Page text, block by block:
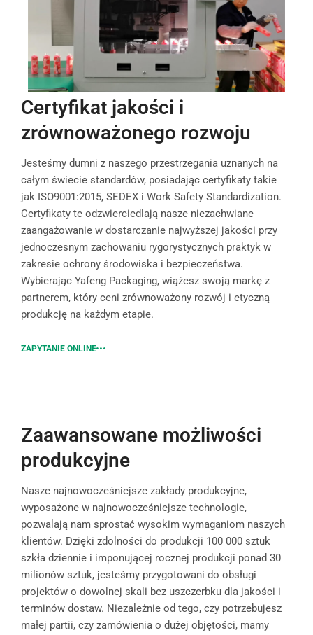
Certyfikat jakości i
zrównoważonego rozwoju
Jesteśmy dumni z naszego przestrzegania uznanych na
całym świecie standardów, posiadając certyfikaty takie
jak ISO9001:2015, SEDEX i Work Safety Standardization.
Certyfikaty te odzwierciedlają nasze niezachwiane
zaangażowanie w dostarczanie najwyższej jakości przy
jednoczesnym zachowaniu rygorystycznych praktyk w
zakresie ochrony środowiska i bezpieczeństwa.
Wybierając Yafeng Packaging, wiążesz swoją markę z
partnerem, który ceni zrównoważony rozwój i etyczną
produkcję na każdym etapie.
ZAPYTANIE ONLINE
Zaawansowane możliwości
produkcyjne
Nasze najnowocześniejsze zakłady produkcyjne,
wyposażone w najnowocześniejsze technologie,
pozwalają nam sprostać wysokim wymaganiom naszych
klientów. Dzięki zdolności do produkcji 100 000 sztuk
szkła dziennie i imponującej rocznej produkcji ponad 30
milionów sztuk, jesteśmy przygotowani do obsługi
projektów o dowolnej skali bez uszczerbku dla jakości i
terminów dostaw. Niezależnie od tego, czy potrzebujesz
małej partii, czy zamówienia o dużej objętości, mamy